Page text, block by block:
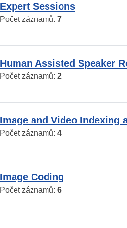
Expert Sessions
Počet záznamů: 7
Human Assisted Speaker
Počet záznamů: 2
Image and Video Indexing
Počet záznamů: 4
Image Coding
Počet záznamů: 6